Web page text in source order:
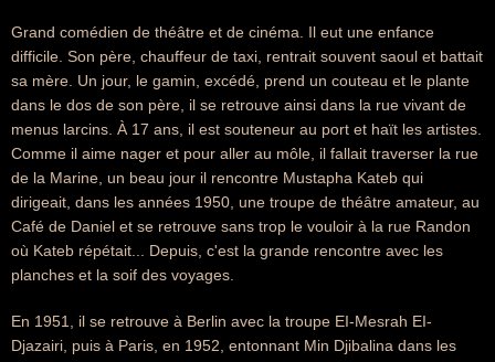
Grand comédien de théâtre et de cinéma. Il eut une enfance
difficile. Son père, chauffeur de taxi, rentrait souvent saoul et battait
sa mère. Un jour, le gamin, excédé, prend un couteau et le plante
dans le dos de son père, il se retrouve ainsi dans la rue vivant de
menus larcins. À 17 ans, il est souteneur au port et haït les artistes.
Comme il aime nager et pour aller au môle, il fallait traverser la rue
de la Marine, un beau jour il rencontre Mustapha Kateb qui
dirigeait, dans les années 1950, une troupe de théâtre amateur, au
Café de Daniel et se retrouve sans trop le vouloir à la rue Randon
où Kateb répétait... Depuis, c'est la grande rencontre avec les
planches et la soif des voyages.
En 1951, il se retrouve à Berlin avec la troupe EI-Mesrah EI-
Djazairi, puis à Paris, en 1952, entonnant Min Djibalina dans les